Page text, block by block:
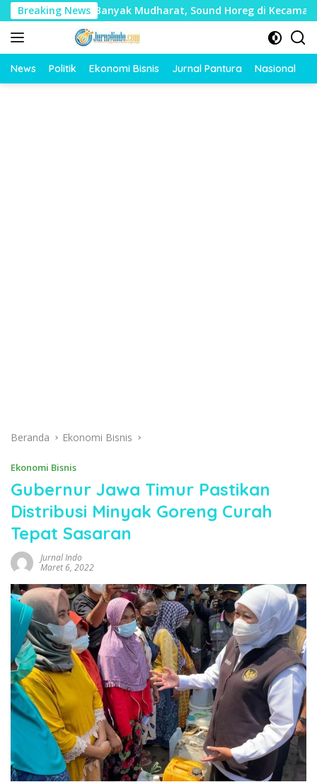
Langsung
ke
konten
Breaking News
Banyak Mudharat, Sound Horeg di Kecamatan Tayu
News Politik Ekonomi Bisnis Jurnal Pantura Nasional
Beranda Ekonomi Bisnis
Ekonomi Bisnis
Gubernur Jawa Timur Pastikan
Distribusi Minyak Goreng Curah
Tepat Sasaran
Jurnal Indo
Maret 6, 2022